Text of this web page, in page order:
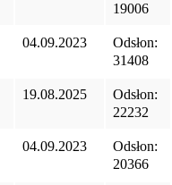
19006
04.09.2023
Odsłon:
31408
19.08.2025
Odsłon:
22232
04.09.2023
Odsłon:
20366